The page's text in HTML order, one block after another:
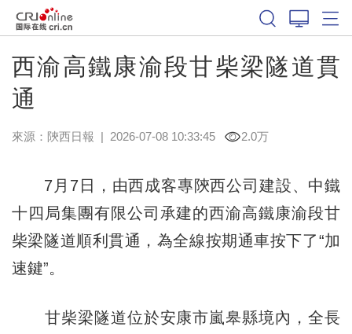
西渝高鐵康渝段甘柴梁隧道貫
通
來源： 陝西日報 | 2026-07-08 10:33:45 2.0万
7月7日，由西成客專陝西公司建設、中鐵
十四局集團有限公司承建的西渝高鐵康渝段甘
柴梁隧道順利貫通，為全線按期通車按下了“加
速鍵”。
甘柴梁隧道位於安康市嵐皋縣境內，全長